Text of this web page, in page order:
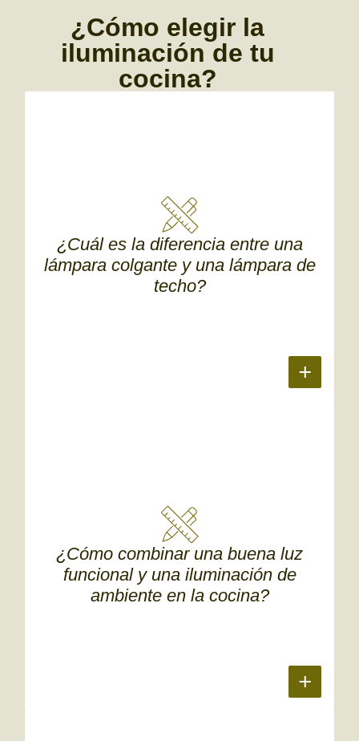
¿Cómo elegir la
iluminación de tu
cocina?
¿Cuál es la diferencia entre una
lámpara colgante y una lámpara de
techo?
¿Cómo combinar una buena luz
funcional y una iluminación de
ambiente en la cocina?